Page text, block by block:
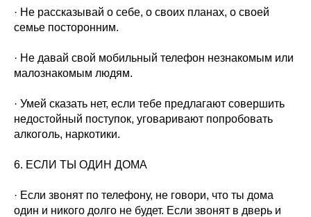
· Не рассказывай о себе, о своих планах, о своей
семье посторонним.
· Не давай свой мобильный телефон незнакомым или
малознакомым людям.
· Умей сказать нет, если тебе предлагают совершить
недостойный поступок, уговаривают попробовать
алкоголь, наркотики.
6. ЕСЛИ ТЫ ОДИН ДОМА
· Если звонят по телефону, не говори, что ты дома
один и никого долго не будет. Если звонят в дверь и